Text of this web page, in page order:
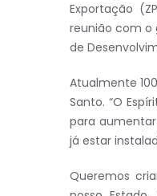
Exportação
reunião com o
de
Atualmente
Santo. “O
para
já estar
Queremos